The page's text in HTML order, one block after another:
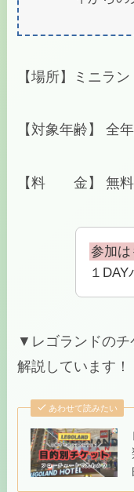
【場所】ミニラ
【対象年齢】 全
【料 金】 無料
参加は
１
▼レゴランドのチ
解説しています！
あわせて読みたい